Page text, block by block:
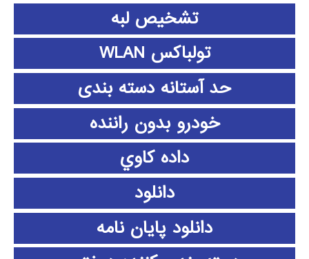
تشخیص لبه
تولباکس WLAN
حد آستانه دسته بندی
خودرو بدون راننده
داده كاوي
دانلود
دانلود پايان نامه